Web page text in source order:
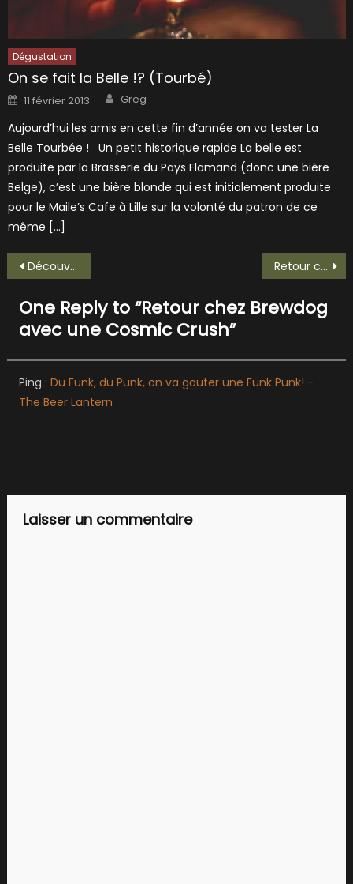
Dégustation
On se fait la Belle !? (Tourbé)
Posted
on
11 février 2013 Author
Greg
Aujourd’hui les amis en cette fin d’année on va tester La
Belle Tourbée ! Un petit historique rapide La belle est
produite par la Brasserie du Pays Flamand (donc une bière
Belge), c’est une bière blonde qui est initialement produite
pour le Maile’s Cafe à Lille sur la volonté du patron de ce
même […]
Navigation
de
l’article
Découverte de la Pastry Sour Abricot de Minotte Retour chez Pirata avec une Pastelon!
One Reply to “Retour chez Brewdog
avec une Cosmic Crush”
Ping : Du Funk, du Punk, on va gouter une Funk Punk! -
The Beer Lantern
Laisser un commentaire